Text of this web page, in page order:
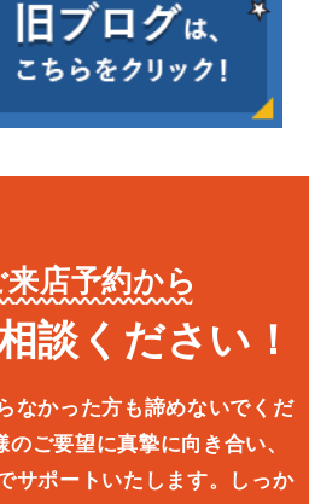
来店予約から
談ください！
なかった方も諦めないでくだ
のご要望に真摯に向き合い、
サポートいたします。しっか